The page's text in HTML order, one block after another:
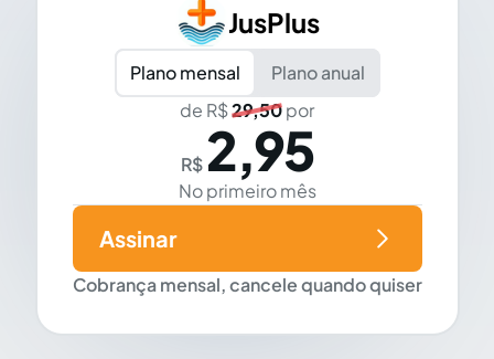
JusPlus
Plano mensal
Plano anual
de R$29,50por
R$ 2,95
No primeiro mês
Cobrança mensal, cancele quando quiser
Assinar